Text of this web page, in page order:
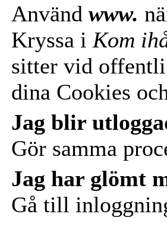
Använd www.
Kryssa i Kom
sitter vid
dina Cookies
Jag blir
Gör samma
Jag har glömt
Gå till